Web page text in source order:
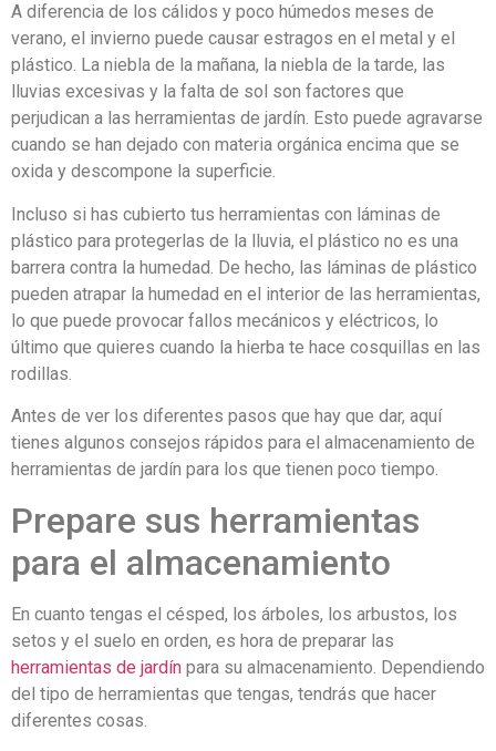
A diferencia de los cálidos y poco húmedos meses de
verano, el invierno puede causar estragos en el metal y el
plástico. La niebla de la mañana, la niebla de la tarde, las
lluvias excesivas y la falta de sol son factores que
perjudican a las herramientas de jardín. Esto puede agravarse
cuando se han dejado con materia orgánica encima que se
oxida y descompone la superficie.
Incluso si has cubierto tus herramientas con láminas de
plástico para protegerlas de la lluvia, el plástico no es una
barrera contra la humedad. De hecho, las láminas de plástico
pueden atrapar la humedad en el interior de las herramientas,
lo que puede provocar fallos mecánicos y eléctricos, lo
último que quieres cuando la hierba te hace cosquillas en las
rodillas.
Antes de ver los diferentes pasos que hay que dar, aquí
tienes algunos consejos rápidos para el almacenamiento de
herramientas de jardín para los que tienen poco tiempo.
Prepare sus herramientas
para el almacenamiento
En cuanto tengas el césped, los árboles, los arbustos, los
setos y el suelo en orden, es hora de preparar las
herramientas de jardín para su almacenamiento. Dependiendo
del tipo de herramientas que tengas, tendrás que hacer
diferentes cosas.